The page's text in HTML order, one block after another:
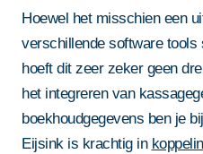
Hoewel het misschien een
verschillende software tools
hoeft dit zeer zeker geen
het integreren van
boekhoudgegevens ben je
Eijsink is krachtig in